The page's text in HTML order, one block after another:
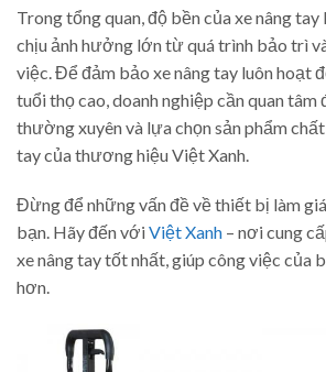
Trong tổng quan, độ bền của xe nâng
chịu ảnh hưởng lớn từ quá trình bảo trì
việc. Để đảm bảo xe nâng tay luôn hoạt
tuổi thọ cao, doanh nghiệp cần quan
thường xuyên và lựa chọn sản phẩm
tay của thương hiệu Việt Xanh.
Đừng để những vấn đề về thiết bị làm
bạn. Hãy đến vớiViệt Xanh – nơi cung
xe nâng tay tốt nhất, giúp công việc của
hơn.